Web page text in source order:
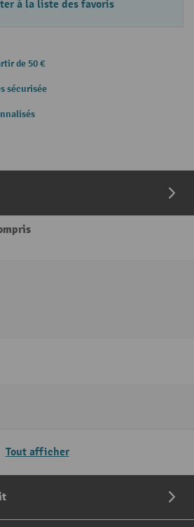
à la liste des favoris
de 50 €
sécurisée
Tout afficher